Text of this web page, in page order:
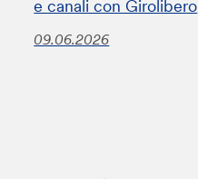
e canali con Girolibero
09.06.2026